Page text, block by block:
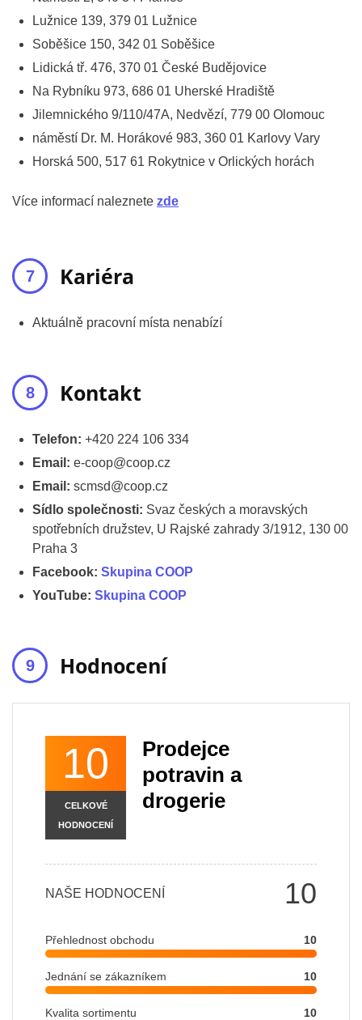
Lužnice 139, 379 01 Lužnice
Soběšice 150, 342 01 Soběšice
Lidická tř. 476, 370 01 České Budějovice
Na Rybníku 973, 686 01 Uherské Hradiště
Jilemnického 9/110/47A, Nedvězí, 779 00 Olomouc
náměstí Dr. M. Horákové 983, 360 01 Karlovy Vary
Horská 500, 517 61 Rokytnice v Orlických horách
Více informací naleznete zde
Kariéra
Aktuálně pracovní místa nenabízí
Kontakt
Telefon: +420 224 106 334
Email: e-coop@coop.cz
Email: scmsd@coop.cz
Sídlo společnosti: Svaz českých a moravských
spotřebních družstev, U Rajské zahrady 3/1912, 130 00
Praha 3
Facebook: Skupina COOP
YouTube: Skupina COOP
Hodnocení
10
CELKOVÉ
HODNOCENÍ
Prodejce
potravin a
drogerie
10
NAŠE HODNOCENÍ
Přehlednost obchodu 10
Jednání se zákazníkem 10
Kvalita sortimentu 10